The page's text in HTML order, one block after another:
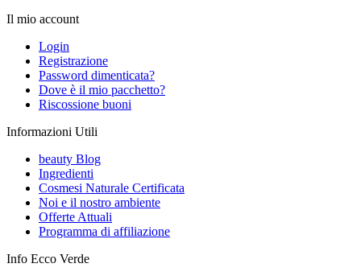
Il mio account
Login
Registrazione
Password dimenticata?
Dove è il mio pacchetto?
Riscossione buoni
Informazioni Utili
beauty Blog
Ingredienti
Cosmesi Naturale Certificata
Noi e il nostro ambiente
Offerte Attuali
Programma di affiliazione
Info Ecco Verde